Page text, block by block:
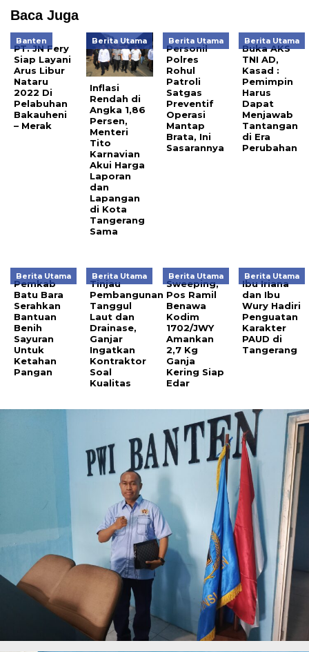
Baca Juga
Banten
PT. JN Fery
Siap Layani
Arus Libur
Nataru
2022 Di
Pelabuhan
Bakauheni
– Merak
Berita Utama
Inflasi
Rendah di
Angka 1,86
Persen,
Menteri
Tito
Karnavian
Akui Harga
Laporan
dan
Lapangan
di Kota
Tangerang
Sama
Berita Utama
Personil
Polres
Rohul
Patroli
Satgas
Preventif
Operasi
Mantap
Brata, Ini
Sasarannya
Berita Utama
Buka AKS
TNI AD,
Kasad :
Pemimpin
Harus
Dapat
Menjawab
Tantangan
di Era
Perubahan
Berita Utama
Pemkab
Batu Bara
Serahkan
Bantuan
Benih
Sayuran
Untuk
Ketahan
Pangan
Berita Utama
Tinjau
Pembangunan
Tanggul
Laut dan
Drainase,
Ganjar
Ingatkan
Kontraktor
Soal
Kualitas
Berita Utama
Sweeping,
Pos Ramil
Benawa
Kodim
1702/JWY
Amankan
2,7 Kg
Ganja
Kering Siap
Edar
Berita Utama
Ibu Iriana
dan Ibu
Wury Hadiri
Penguatan
Karakter
PAUD di
Tangerang